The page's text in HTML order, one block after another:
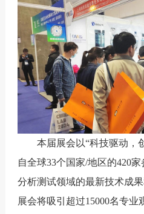
本届展会以“科技驱动，
自全球33个国家/地区的420
分析测试领域的最新技术成
展会将吸引超过15000名专